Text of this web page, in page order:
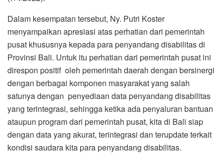
Dalam kesempatan tersebut, Ny. Putri Koster
menyampaikan apresiasi atas perhatian dari pemerintah
pusat khususnya kepada para penyandang disabilitas di
Provinsi Bali. Untuk itu perhatian dari pemerintah pusat ini
direspon positif oleh pemerintah daerah dengan bersinergi
dengan berbagai komponen masyarakat yang salah
satunya dengan penyediaan data penyandang disabilitas
yang terintegrasi, sehingga ketika ada penyaluran bantuan
ataupun program dari pemerintah pusat, kita di Bali siap
dengan data yang akurat, terintegrasi dan terupdate terkait
kondisi saudara kita para penyandang disabilitas.